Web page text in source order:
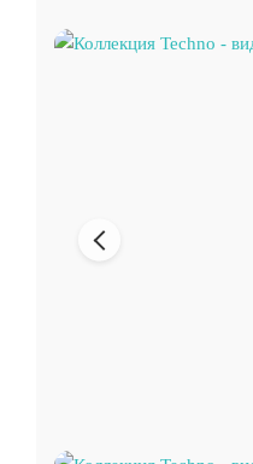
Предыдущее